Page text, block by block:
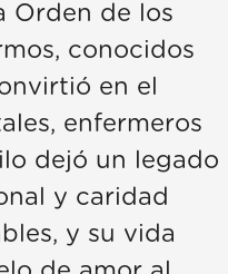
Orden de los
conocidos
en el
enfermeros
dejó un legado
y caridad
y su vida